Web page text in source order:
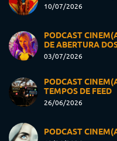
10/07/2026
PODCAST
DE ABERTURA
03/07/2026
PODCAST
TEMPOS DE FEED
26/06/2026
PODCAST